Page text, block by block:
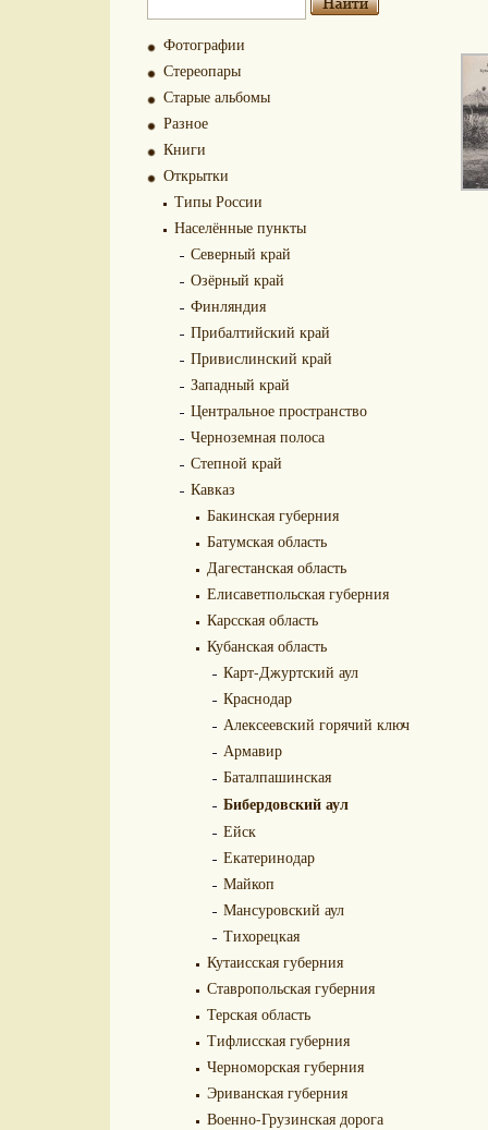
Фотографии
Стереопары
Старые альбомы
Разное
Книги
Открытки
Типы России
Населённые пункты
Северный край
Озёрный край
Финляндия
Прибалтийский край
Привислинский край
Западный край
Центральное пространство
Черноземная полоса
Степной край
Кавказ
Бакинская губерния
Батумская область
Дагестанская область
Елисаветпольская губерния
Карсская область
Кубанская область
Карт-Джуртский аул
Краснодар
Алексеевский горячий ключ
Армавир
Баталпашинская
Бибердовский аул
Ейск
Екатеринодар
Майкоп
Мансуровский аул
Тихорецкая
Кутаисская губерния
Ставропольская губерния
Терская область
Тифлисская губерния
Черноморская губерния
Эриванская губерния
Военно-Грузинская дорога